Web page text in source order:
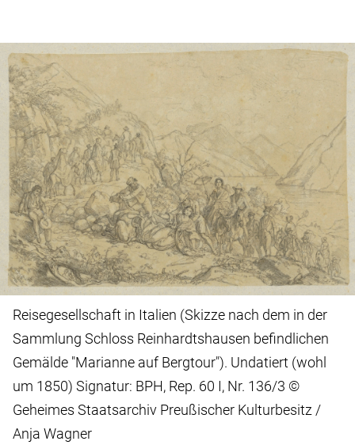
Reisegesellschaft in Italien (Skizze nach dem in der
Sammlung Schloss Reinhardtshausen befindlichen
Gemälde "Marianne auf Bergtour"). Undatiert (wohl
um 1850) Signatur: BPH, Rep. 60 I, Nr. 136/3 ©
Geheimes Staatsarchiv Preußischer Kulturbesitz /
Anja Wagner